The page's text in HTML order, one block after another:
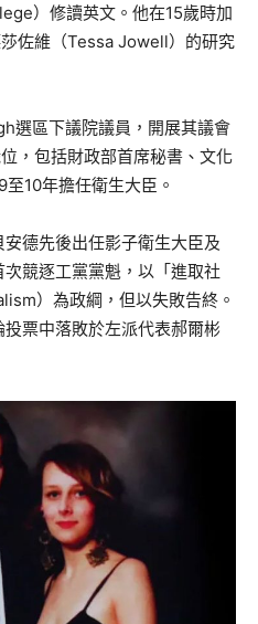
）修讀英文。他在15歲時加
佐維（Tessa Jowell）的研究
選區下議院議員，開展其議會
，包括財政部首席秘書、文化
10年擔任衛生大臣。
德先後出任影子衛生大臣及
競逐工黨黨魁，以「進取社
）為政綱，但以失敗告終。
票中落敗於左派代表郝爾彬